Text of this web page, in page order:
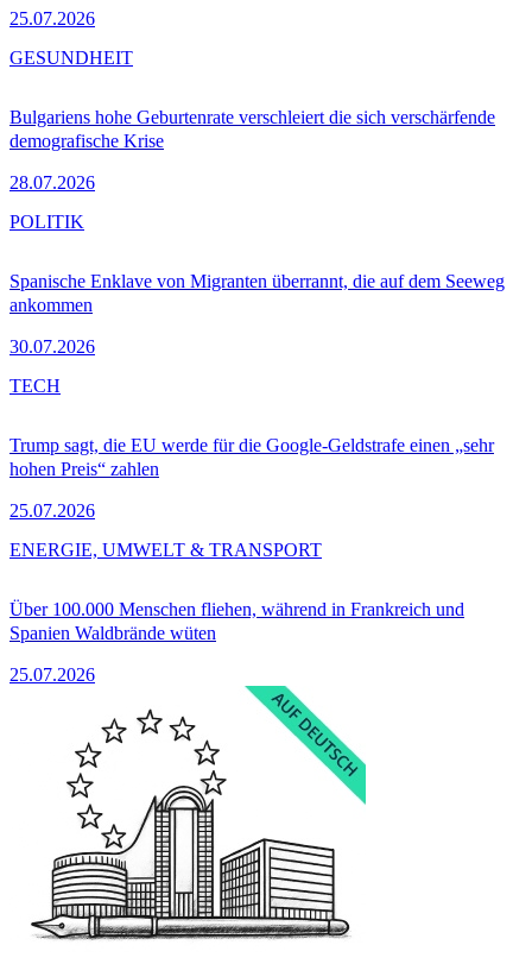
25.07.2026
Bulgariens hohe Geburtenrate verschleiert die sich verschärfende
demografische Krise
28.07.2026
GESUNDHEIT
Spanische Enklave von Migranten überrannt, die auf dem Seeweg
ankommen
30.07.2026
POLITIK
Trump sagt, die EU werde für die Google-Geldstrafe einen „sehr
hohen Preis“ zahlen
25.07.2026
TECH
Über 100.000 Menschen fliehen, während in Frankreich und
Spanien Waldbrände wüten
25.07.2026
ENERGIE, UMWELT & TRANSPORT